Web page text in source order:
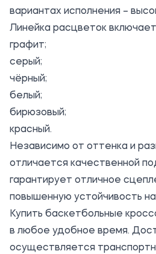
вариантах исполнения –
Линейка расцветок
графит;
серый;
чёрный;
белый;
бирюзовый;
красный.
Независимо от оттенка и
отличается качественной
гарантирует отличное
повышенную устойчивость
Купить баскетбольные
в любое удобное время.
осуществляется